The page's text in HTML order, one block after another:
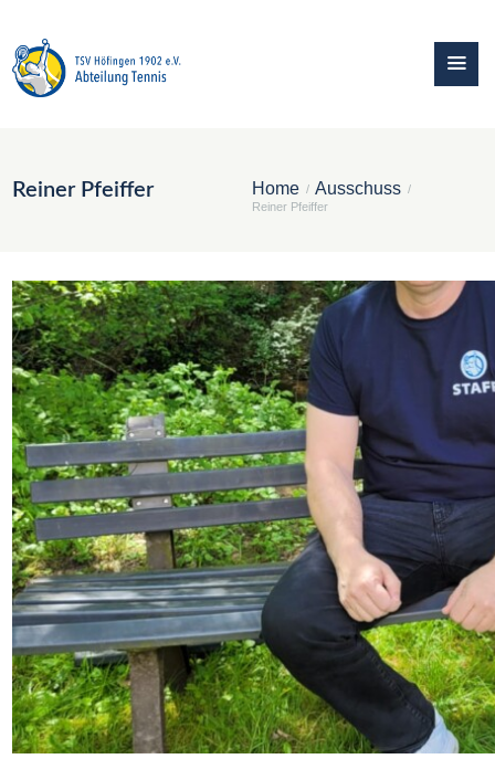
Reiner Pfeiffer Home Ausschuss
Reiner Pfeiffer